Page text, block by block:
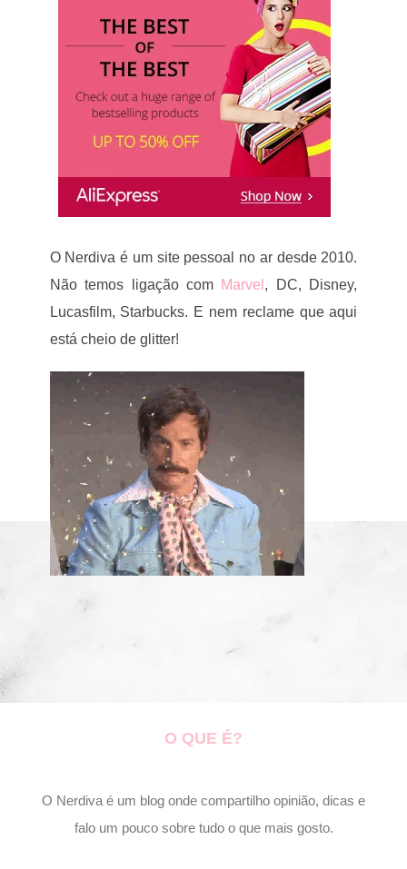
O Nerdiva é um site pessoal no ar desde 2010.
Não temos ligação com Marvel , DC, Disney,
Lucasfilm, Starbucks. E nem reclame que aqui
está cheio de glitter!
O QUE É?
O Nerdiva é um blog onde compartilho opinião, dicas e
falo um pouco sobre tudo o que mais gosto.